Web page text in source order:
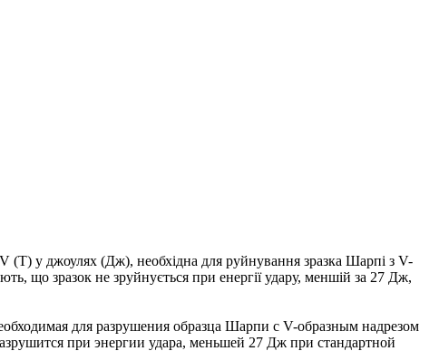
(T) у джоулях (Дж), необхідна для руйнування зразка Шарпі з V-
що зразок не зруйнується при енергії удару, меншій за 27 Дж,
для разрушения образца Шарпи с V-образным надрезом
при энергии удара, меньшей 27 Дж при стандартной